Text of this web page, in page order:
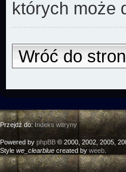
których może
Wróć do
Przejdź do:Indeks witryny
Powered by phpBB © 2000, 2002, 2005,
Style we_clearblue created by weeb